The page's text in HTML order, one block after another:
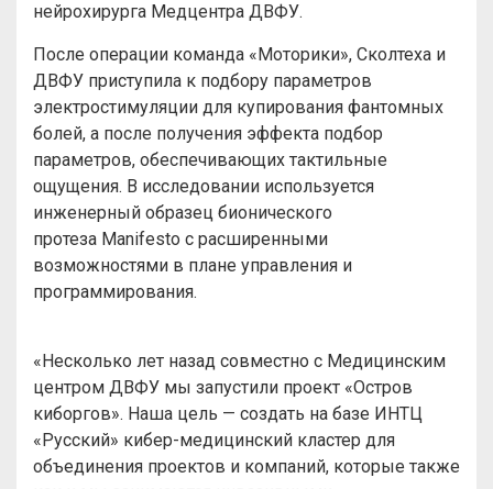
нейрохирурга Медцентра ДВФУ.
После операции команда «Моторики», Сколтеха и
ДВФУ приступила к подбору параметров
электростимуляции для купирования фантомных
болей, а после получения эффекта подбор
параметров, обеспечивающих тактильные
ощущения. В исследовании используется
инженерный образец бионического
протеза Manifesto с расширенными
возможностями в плане управления и
программирования.
«Несколько лет назад совместно с Медицинским
центром ДВФУ мы запустили проект «Остров
киборгов». Наша цель — создать на базе ИНТЦ
«Русский» кибер-медицинский кластер для
объединения проектов и компаний, которые также